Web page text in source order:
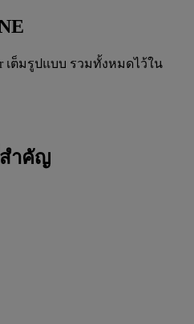
เต็มรูปแบบ รวมทั้งหมดไว้ใน
ำคัญ